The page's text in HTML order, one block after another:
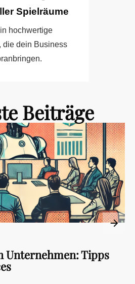
Spielräume
hochwertige
die dein Business
Beiträge
Unternehmen: Tipps